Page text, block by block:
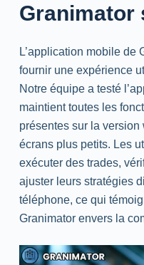
Granimator
L’application mobile de
fournir une expérience
Notre équipe a testé
maintient toutes les
présentes sur la
écrans plus petits. Les
exécuter des trades,
ajuster leurs stratégies
téléphone, ce qui
Granimator envers la